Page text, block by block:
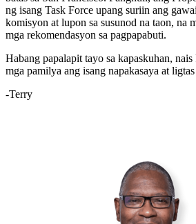
ng isang Task Force upang suriin ang
komisyon at lupon sa susunod na taon, na
mga rekomendasyon sa pagpapabuti.
Habang papalapit tayo sa kapaskuhan,
mga pamilya ang isang napakasaya at
-Terry